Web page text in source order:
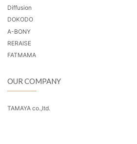
Diffusion
DOKODO
A-BONY
RERAISE
FATMAMA
OUR COMPANY
TAMAYA co.,ltd.